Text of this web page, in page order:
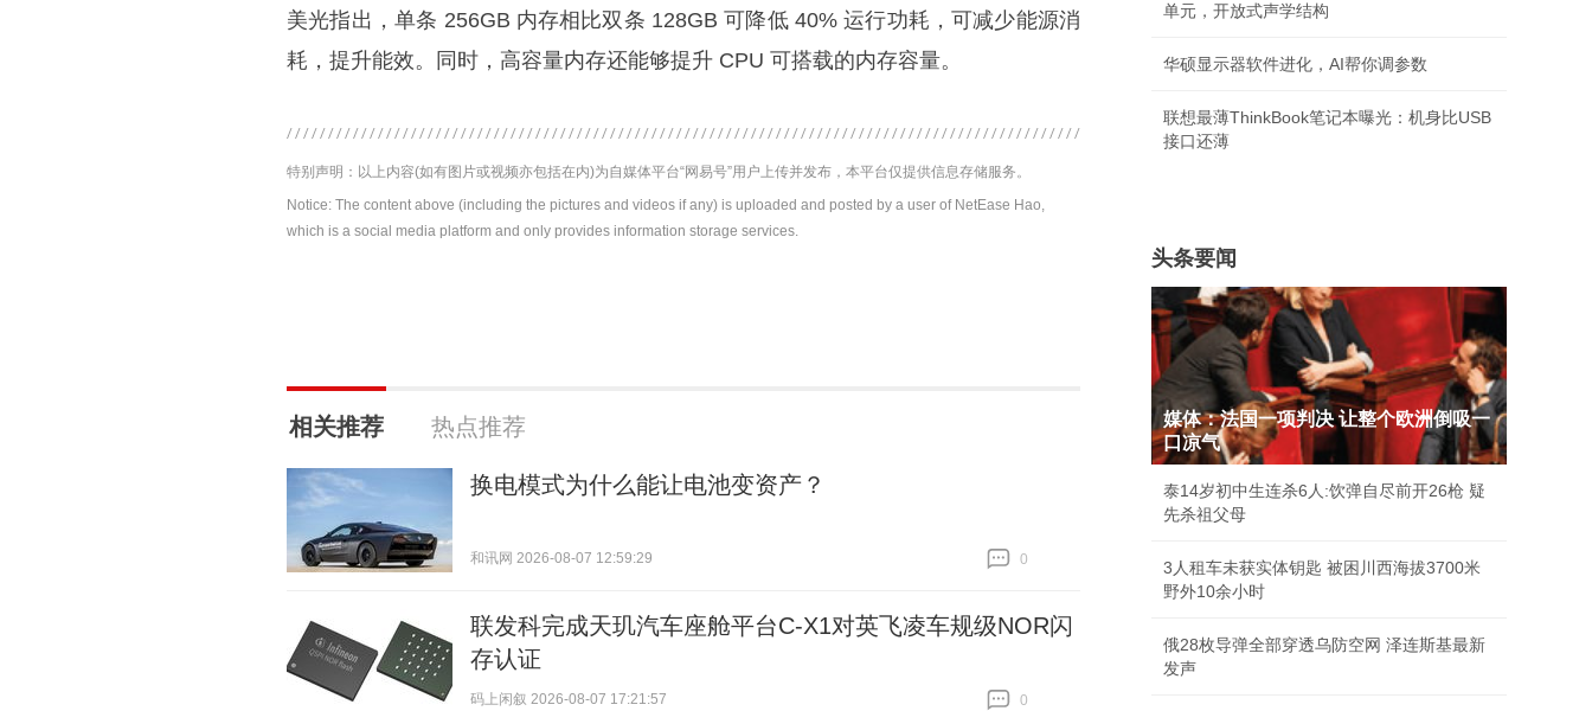
美光指出，单条 256GB 内存相比双条 128GB 可降低 40% 运行功耗，可减少能源消
耗，提升能效。同时，高容量内存还能够提升 CPU 可搭载的内存容量。
特别声明：以上内容(如有图片或视频亦包括在内)为自媒体平台“网易号”用户上传并发布，本平台仅提供信息存储服务。
Notice: The content above (including the pictures and videos if any) is uploaded and posted by a user of NetEase Hao,
which is a social media platform and only provides information storage services.
相关推荐 热点推荐
换电模式为什么能让电池变资产？
和讯网 2026-08-07 12:59:29
0
联发科完成天玑汽车座舱平台C-X1对英飞凌车规级NOR闪
存认证
码上闲叙 2026-08-07 17:21:57
0
单元，开放式声学结构
华硕显示器软件进化，AI帮你调参数
联想最薄ThinkBook笔记本曝光：机身比USB
接口还薄
头条要闻
媒体：法国一项判决 让整个欧洲倒吸一
口凉气
泰14岁初中生连杀6人:饮弹自尽前开26枪 疑
先杀祖父母
3人租车未获实体钥匙 被困川西海拔3700米
野外10余小时
俄28枚导弹全部穿透乌防空网 泽连斯基最新
发声